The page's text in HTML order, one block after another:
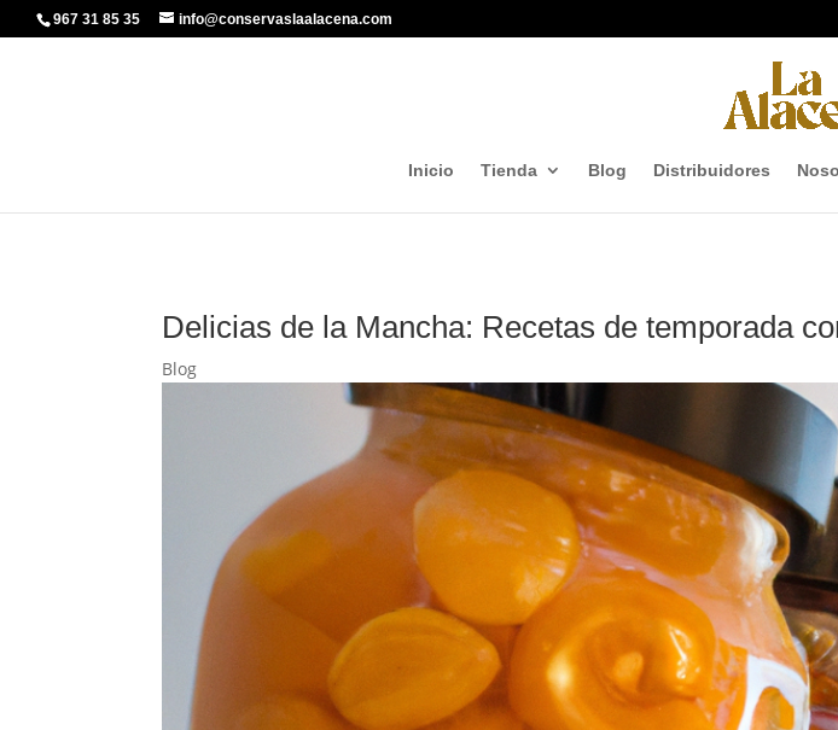
967 31 85 35 info@conservaslaalacena.com
Inicio Tienda Blog Distribuidores
Delicias de la Mancha: Recetas de temporada
Blog